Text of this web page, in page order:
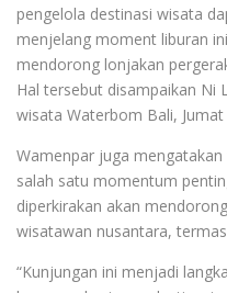
pengelola destinasi wisata
menjelang moment liburan
mendorong lonjakan
Hal tersebut disampaikan Ni
wisata Waterbom Bali, Jumat
Wamenpar juga
salah satu momentum
diperkirakan akan
wisatawan nusantara,
“Kunjungan ini menjadi